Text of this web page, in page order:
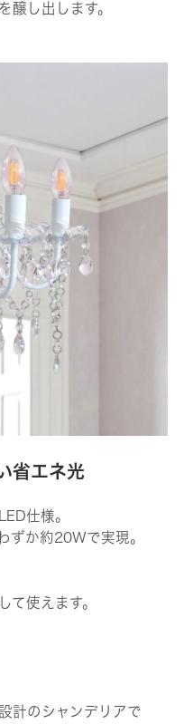
醸し出します。
省エネ光
仕様。
ずか約20Wで実現。
て使えます。
計のシャンデリアで